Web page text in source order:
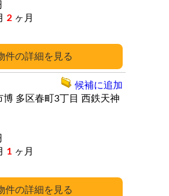
詳細
2 ヶ月
詳細
博 多区春町3丁目 西鉄天神
1 ヶ月
候補に追加